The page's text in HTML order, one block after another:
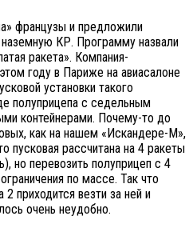
французы и предложили
КР. Программу назвали
ракета». Компания-
году в Париже на авиасалоне
установки такого
полуприцепа с седельным
контейнерами. Почему-то до
как на нашем «Искандере-М»,
пусковая рассчитана на 4 ракеты
но перевозить полуприцеп с 4
по массе. Так что
приходится везти за ней и
очень неудобно.